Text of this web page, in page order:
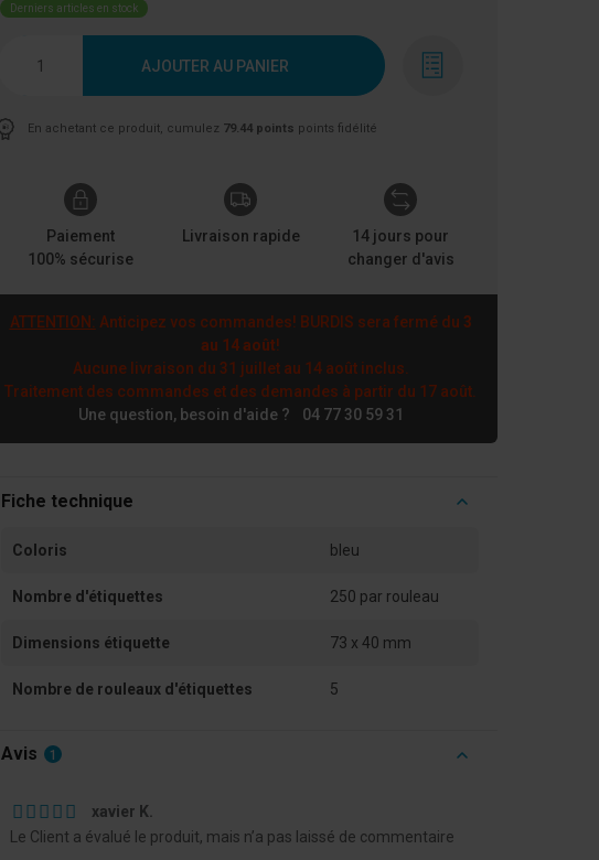
Derniers articles en stock
AJOUTER AU PANIER
En achetant ce produit, cumulez 79.44 points points fidélité
Paiement
100% sécurise
Livraison rapide
14 jours pour
changer d'avis
ATTENTION: Anticipez vos commandes! BURDIS sera fermé du 3
au 14 août!
Aucune livraison du 31 juillet au 14 août inclus.
Traitement des commandes et des demandes à partir du 17 août.
Une question, besoin d'aide ?
04 77 30 59 31
Fiche technique
Coloris bleu
Nombre d'étiquettes 250 par rouleau
Dimensions étiquette 73 x 40 mm
Nombre de rouleaux d'étiquettes 5
Avis 1
xavier K.
Le Client a évalué le produit, mais n’a pas laissé de commentaire